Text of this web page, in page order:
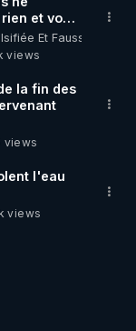
et vous
Et Fausse
views
la fin des
views
l'eau
views